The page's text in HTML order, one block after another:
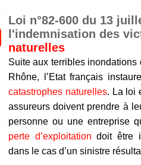
Loi n°82-600 du 13
l'indemnisation des
naturelles
Suite aux terribles
Rhône, l’Etat français
catastrophes naturelles. La loi
assureurs doivent prendre à
personne ou une entreprise
perte d’exploitation doit être
dans le cas d’un sinistre